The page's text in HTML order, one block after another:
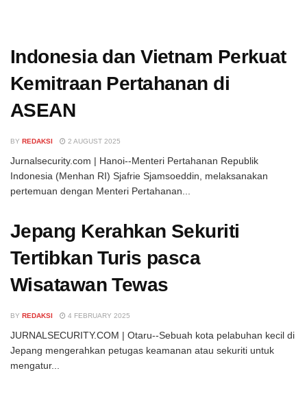
Indonesia dan Vietnam Perkuat
Kemitraan Pertahanan di
ASEAN
BY REDAKSI 2 AUGUST 2025
Jurnalsecurity.com | Hanoi--Menteri Pertahanan Republik
Indonesia (Menhan RI) Sjafrie Sjamsoeddin, melaksanakan
pertemuan dengan Menteri Pertahanan...
Jepang Kerahkan Sekuriti
Tertibkan Turis pasca
Wisatawan Tewas
BY REDAKSI 4 FEBRUARY 2025
JURNALSECURITY.COM | Otaru--Sebuah kota pelabuhan kecil di
Jepang mengerahkan petugas keamanan atau sekuriti untuk
mengatur...